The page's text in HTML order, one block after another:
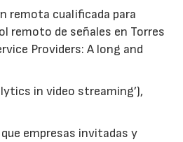
remota cualificada para
remoto de señales en Torres
Providers: A long and
in video streaming’),
empresas invitadas y